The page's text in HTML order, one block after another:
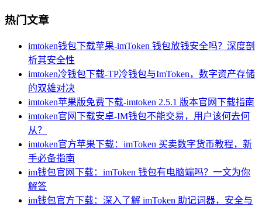
热门文章
imtoken钱包下载苹果-imToken 钱包放钱安全吗？深度剖
析其安全性
imtoken冷钱包下载-TP冷钱包与ImToken，数字资产存储
的双雄对决
imtoken苹果版免费下载-imtoken 2.5.1 版本官网下载指南
imtoken官网下载安卓-IM钱包不能交易，用户该何去何
从？
imtoken官方苹果下载：imToken 买卖数字货币教程，新
手必备指南
im钱包官网下载：imToken 钱包有电脑端吗？一文为你
解答
im钱包官方下载：深入了解 imToken 助记词器，安全与